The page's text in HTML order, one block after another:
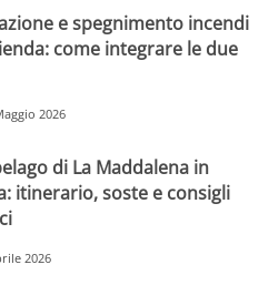
e spegnimento incendi
come integrare le due
2026
di La Maddalena in
itinerario, soste e consigli
2026